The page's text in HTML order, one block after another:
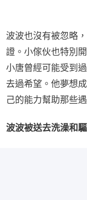
波波也沒有被忽略
證。小傢伙也特別
小唐曾經可能受到
去過希望。他夢想
己的能力幫助那些
波波被送去洗澡和